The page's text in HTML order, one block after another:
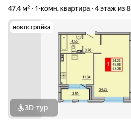
47,4 м²
1-комн. квартира 4 этаж из 8
новостройка
3D-тур